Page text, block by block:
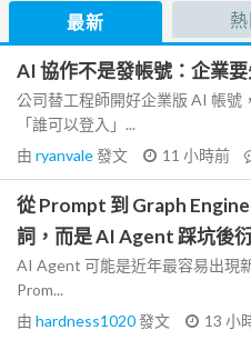
最新
AI 協作不是發帳號：企業
公司替工程師開好企業版 AI 帳號
「誰可以登入」...
由 ryanvale發文 11 小時前
從 Prompt 到 Graph
詞，而是 AI Agent 踩坑後
AI Agent 可能是近年最容易出現
Prom...
由 hardness1020發文 13 小